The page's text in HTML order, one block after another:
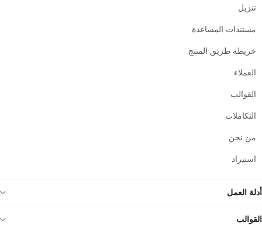
تنزيل
مستندات المساعدة
خريطة طريق المنتج
العملاء
القوالب
التكاملات
من نحن
استيراد
أدلة العمل
القوالب